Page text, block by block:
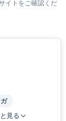
イトをご確認くだ
見る